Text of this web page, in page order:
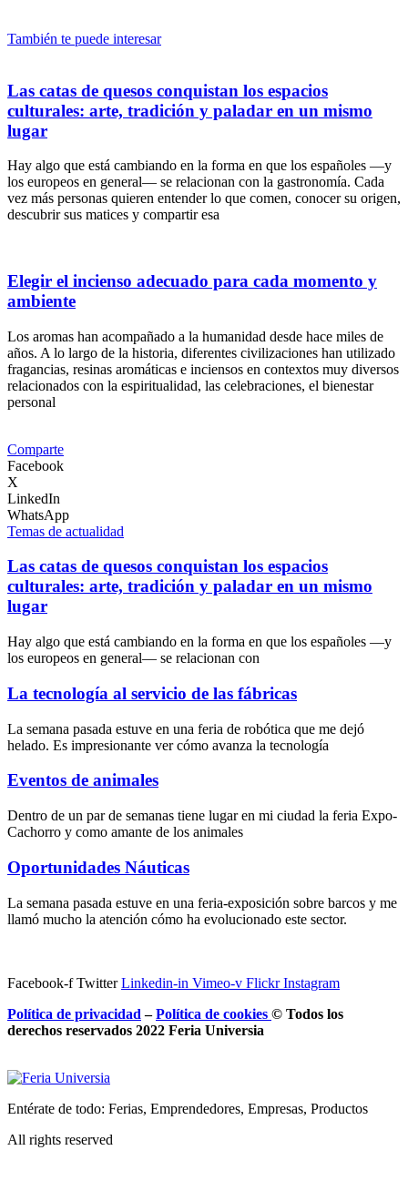
También te puede interesar
Las catas de quesos conquistan los espacios
culturales: arte, tradición y paladar en un mismo
lugar
Hay algo que está cambiando en la forma en que los españoles —y
los europeos en general— se relacionan con la gastronomía. Cada
vez más personas quieren entender lo que comen, conocer su origen,
descubrir sus matices y compartir esa
Elegir el incienso adecuado para cada momento y
ambiente
Los aromas han acompañado a la humanidad desde hace miles de
años. A lo largo de la historia, diferentes civilizaciones han utilizado
fragancias, resinas aromáticas e inciensos en contextos muy diversos
relacionados con la espiritualidad, las celebraciones, el bienestar
personal
Comparte
Facebook
X
LinkedIn
WhatsApp
Temas de actualidad
Las catas de quesos conquistan los espacios
culturales: arte, tradición y paladar en un mismo
lugar
Hay algo que está cambiando en la forma en que los españoles —y
los europeos en general— se relacionan con
La tecnología al servicio de las fábricas
La semana pasada estuve en una feria de robótica que me dejó
helado. Es impresionante ver cómo avanza la tecnología
Eventos de animales
Dentro de un par de semanas tiene lugar en mi ciudad la feria Expo-
Cachorro y como amante de los animales
Oportunidades Náuticas
La semana pasada estuve en una feria-exposición sobre barcos y me
llamó mucho la atención cómo ha evolucionado este sector.
Facebook-f Twitter Linkedin-in Vimeo-v Flickr Instagram
Política de privacidad –Política de cookies © Todos los
derechos reservados 2022 Feria Universia
Entérate de todo: Ferias, Emprendedores, Empresas, Productos
All rights reserved